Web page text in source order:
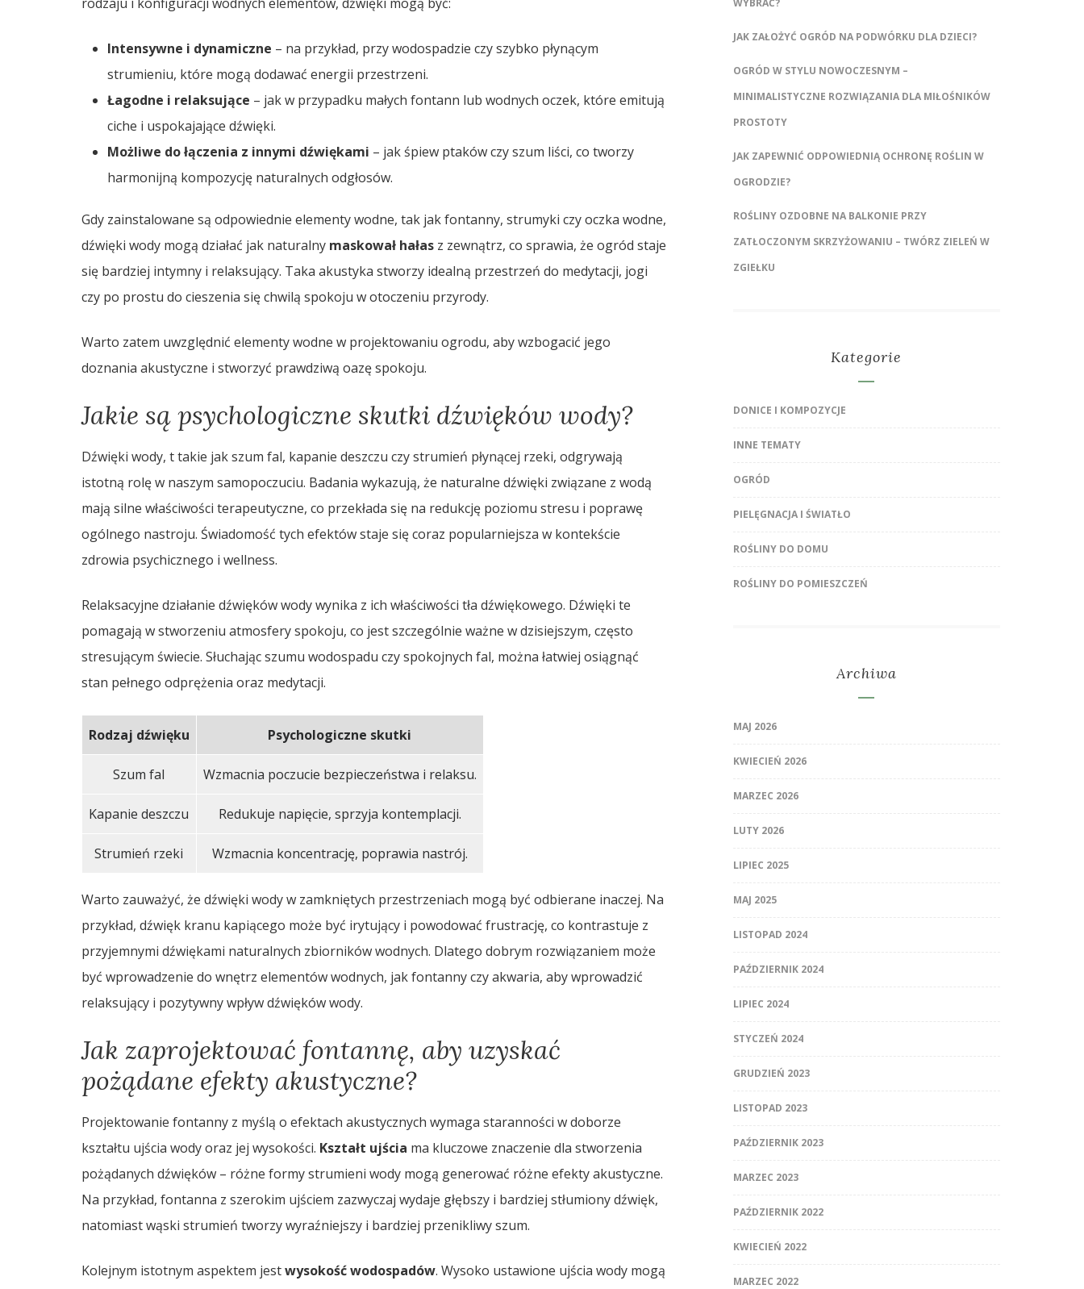
Intensywne i dynamiczne – na przykład, przy wodospadzie czy szybko płynącym
strumieniu, które mogą dodawać energii przestrzeni.
Łagodne i relaksujące – jak w przypadku małych fontann lub wodnych oczek, które emitują
ciche i uspokajające dźwięki.
Możliwe do łączenia z innymi dźwiękami – jak śpiew ptaków czy szum liści, co tworzy
harmonijną kompozycję naturalnych odgłosów.
Gdy zainstalowane są odpowiednie elementy wodne, tak jak fontanny, strumyki czy oczka wodne,
dźwięki wody mogą działać jak naturalny maskował hałasz zewnątrz, co sprawia, że ogród staje
się bardziej intymny i relaksujący. Taka akustyka stworzy idealną przestrzeń do medytacji, jogi
czy po prostu do cieszenia się chwilą spokoju w otoczeniu przyrody.
Warto zatem uwzględnić elementy wodne w projektowaniu ogrodu, aby wzbogacić jego
doznania akustyczne i stworzyć prawdziwą oazę spokoju.
Jakie są psychologiczne skutki dźwięków wody?
Dźwięki wody, t takie jak szum fal, kapanie deszczu czy strumień płynącej rzeki, odgrywają
istotną rolę w naszym samopoczuciu. Badania wykazują, że naturalne dźwięki związane z wodą
mają silne właściwości terapeutyczne, co przekłada się na redukcję poziomu stresu i poprawę
ogólnego nastroju. Świadomość tych efektów staje się coraz popularniejsza w kontekście
zdrowia psychicznego i wellness.
Relaksacyjne działanie dźwięków wody wynika z ich właściwości tła dźwiękowego. Dźwięki te
pomagają w stworzeniu atmosfery spokoju, co jest szczególnie ważne w dzisiejszym, często
stresującym świecie. Słuchając szumu wodospadu czy spokojnych fal, można łatwiej osiągnąć
stan pełnego odprężenia oraz medytacji.
Rodzaj dźwięku Psychologiczne skutki
Szum fal Wzmacnia poczucie bezpieczeństwa i relaksu.
Kapanie deszczu Redukuje napięcie, sprzyja kontemplacji.
Strumień rzeki Wzmacnia koncentrację, poprawia nastrój.
Warto zauważyć, że dźwięki wody w zamkniętych przestrzeniach mogą być odbierane inaczej. Na
przykład, dźwięk kranu kapiącego może być irytujący i powodować frustrację, co kontrastuje z
przyjemnymi dźwiękami naturalnych zbiorników wodnych. Dlatego dobrym rozwiązaniem może
być wprowadzenie do wnętrz elementów wodnych, jak fontanny czy akwaria, aby wprowadzić
relaksujący i pozytywny wpływ dźwięków wody.
Jak zaprojektować fontannę, aby uzyskać
pożądane efekty akustyczne?
Projektowanie fontanny z myślą o efektach akustycznych wymaga staranności w doborze
kształtu ujścia wody oraz jej wysokości. Kształt ujścia ma kluczowe znaczenie dla stworzenia
pożądanych dźwięków – różne formy strumieni wody mogą generować różne efekty akustyczne.
Na przykład, fontanna z szerokim ujściem zazwyczaj wydaje głębszy i bardziej stłumiony dźwięk,
natomiast wąski strumień tworzy wyraźniejszy i bardziej przenikliwy szum.
Kolejnym istotnym aspektem jestwysokość wodospadów. Wysoko ustawione ujścia wody mogą
WYBRAĆ?
JAK ZAŁOŻYĆ OGRÓD NA PODWÓRKU DLA DZIECI?
OGRÓD W STYLU NOWOCZESNYM –
MINIMALISTYCZNE ROZWIĄZANIA DLA MIŁOŚNIKÓW
PROSTOTY
JAK ZAPEWNIĆ ODPOWIEDNIĄ OCHRONĘ ROŚLIN W
OGRODZIE?
ROŚLINY OZDOBNE NA BALKONIE PRZY
ZATŁOCZONYM SKRZYŻOWANIU – TWÓRZ ZIELEŃ W
ZGIEŁKU
Kategorie
DONICE I KOMPOZYCJE
INNE TEMATY
OGRÓD
PIELĘGNACJA I ŚWIATŁO
ROŚLINY DO DOMU
ROŚLINY DO POMIESZCZEŃ
Archiwa
MAJ 2026
KWIECIEŃ 2026
MARZEC 2026
LUTY 2026
LIPIEC 2025
MAJ 2025
LISTOPAD 2024
PAŹDZIERNIK 2024
LIPIEC 2024
STYCZEŃ 2024
GRUDZIEŃ 2023
LISTOPAD 2023
PAŹDZIERNIK 2023
MARZEC 2023
PAŹDZIERNIK 2022
KWIECIEŃ 2022
MARZEC 2022